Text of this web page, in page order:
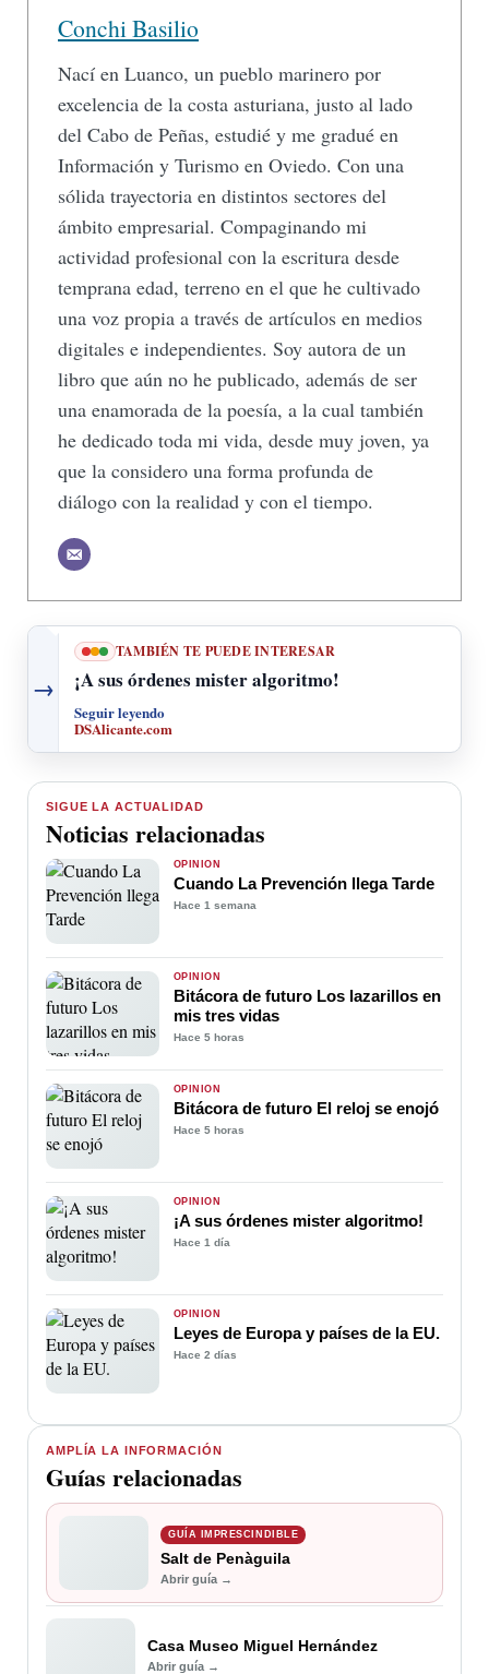
Conchi Basilio
Nací en Luanco, un pueblo marinero por
excelencia de la costa asturiana, justo al lado
del Cabo de Peñas, estudié y me gradué en
Información y Turismo en Oviedo. Con una
sólida trayectoria en distintos sectores del
ámbito empresarial. Compaginando mi
actividad profesional con la escritura desde
temprana edad, terreno en el que he cultivado
una voz propia a través de artículos en medios
digitales e independientes. Soy autora de un
libro que aún no he publicado, además de ser
una enamorada de la poesía, a la cual también
he dedicado toda mi vida, desde muy joven, ya
que la considero una forma profunda de
diálogo con la realidad y con el tiempo.
→
TAMBIÉN TE PUEDE INTERESAR
¡A sus órdenes mister algoritmo!
Seguir leyendo
DSAlicante.com
AMPLÍA LA INFORMACIÓN
Guías relacionadas
GUÍA IMPRESCINDIBLE
Salt de Penàguila
Abrir guía →
Casa Museo Miguel Hernández
Abrir guía →
SIGUE LA ACTUALIDAD
Noticias relacionadas
OPINIÓN
Cuando La Prevención llega Tarde
Hace 1 semana
OPINIÓN
Bitácora de futuro Los lazarillos en
mis tres vidas
Hace 5 horas
OPINIÓN
Bitácora de futuro El reloj se enojó
Hace 5 horas
OPINIÓN
¡A sus órdenes mister algoritmo!
Hace 1 día
OPINIÓN
Leyes de Europa y países de la EU.
Hace 2 días